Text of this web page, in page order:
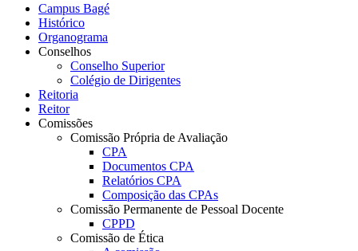
Campus Bagé
Histórico
Organograma
Conselhos
Conselho Superior
Colégio de Dirigentes
Reitoria
Reitor
Comissões
Comissão Própria de Avaliação
CPA
Documentos CPA
Relatórios CPA
Composição das CPAs
Comissão Permanente de Pessoal Docente
CPPD
Comissão de Ética